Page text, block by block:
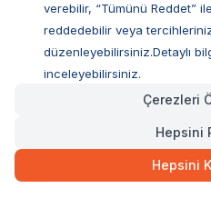
Müşteri Hizmetleri
Sıkça
Ovacık Mah. Hacıoğlu Sok.
Müşteri Destek Hattı
verebilir, “Tümünü Reddet”
reddedebilir veya
düzenleyebilirsiniz.Detaylı
inceleyebilirsiniz.
Çerezleri
Hepsini
Hepsini